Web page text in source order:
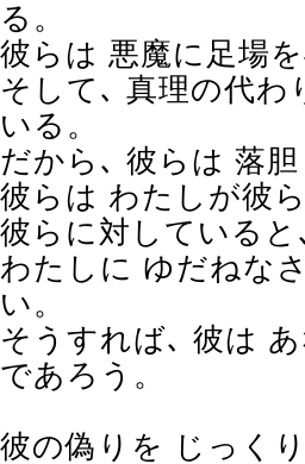
る。
彼らは 悪魔に足場
そして､ 真理の代わ
いる。
だから､ 彼らは 落
彼らは わたしが彼
彼らに対している
わたしに ゆだねな
い。
そうすれば､ 彼は
であろう。
彼の偽りを じっく